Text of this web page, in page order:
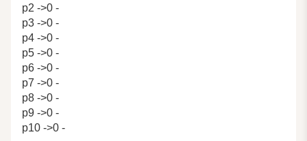
p2 ->0 -
p3 ->0 -
p4 ->0 -
p5 ->0 -
p6 ->0 -
p7 ->0 -
p8 ->0 -
p9 ->0 -
p10 ->0 -